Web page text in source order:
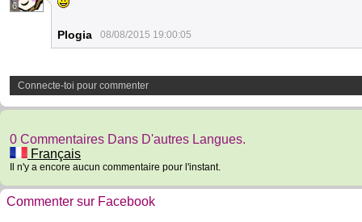
6
Plogia 08/08/2015 19:00:05
Connecte-toi pour commenter
0 Commentaires Dans D'autres Langues.
Français
Il n'y a encore aucun commentaire pour l'instant.
Commenter sur Facebook